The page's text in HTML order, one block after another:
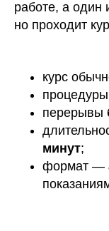
работе, а один
но проходит
курс
перерывы
минут;
формат —